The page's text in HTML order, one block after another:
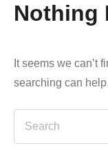
Nothing
It seems we can’t
searching can help.